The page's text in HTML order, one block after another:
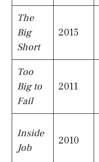
The
Big
Short
2015
Too
Big to
Fail
2011
Inside
Job
2010